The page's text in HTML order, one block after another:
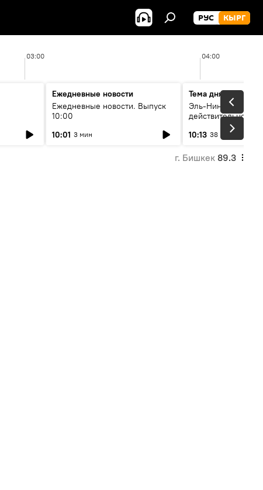
РУС КЫРГ
03:00 04:00
Ежедневные новости
Ежедневные новости. Выпуск
10:00
10:01 3 мин
Тема дня
Эль-Ниньо, жара и
действительно
погоду в
10:13 38 мин
г. Бишкек 89.3